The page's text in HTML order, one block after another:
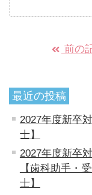
前の
最近の投稿
2027年度新卒
士】
2027年度新卒
【歯科助手・
士】